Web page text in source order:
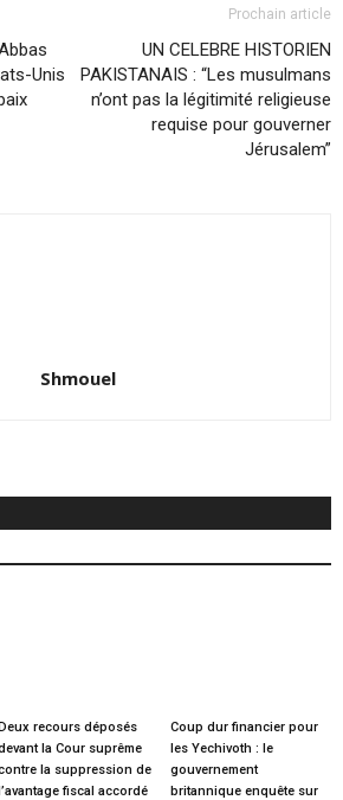
Unis
Prochain article
UN CELEBRE HISTORIEN
PAKISTANAIS : “Les musulmans
n’ont pas la légitimité religieuse
requise pour gouverner
Jérusalem”
Shmouel
recours déposés
la Cour suprême
la suppression de
fiscal accordé
Coup dur financier pour
les Yechivoth : le
gouvernement
britannique enquête sur